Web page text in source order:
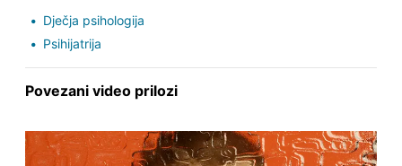
Dječja psihologija
Psihijatrija
Povezani video prilozi